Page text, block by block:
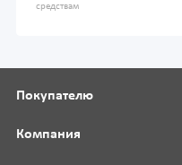
средствам
Покупателю
Компания